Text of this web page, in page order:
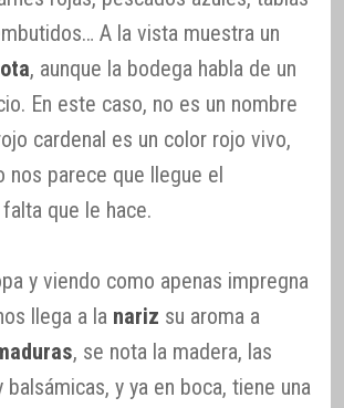
A la vista muestra un
, aunque la bodega habla de un
En este caso, no es un nombre
cardenal es un color rojo vivo,
nos parece que llegue el
que le hace.
y viendo como apenas impregna
llega a la nariz su aroma a
, se nota la madera, las
balsámicas, y ya en boca, tiene una